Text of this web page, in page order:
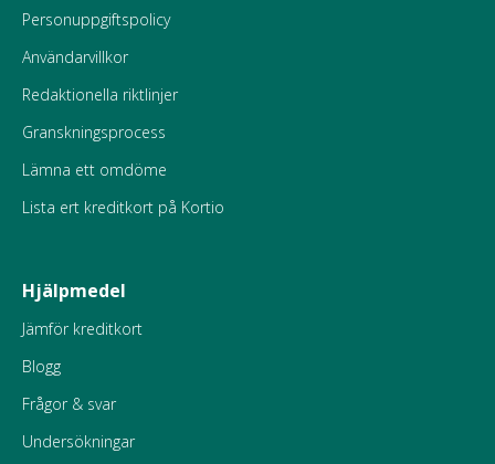
Personuppgiftspolicy
Användarvillkor
Redaktionella riktlinjer
Granskningsprocess
Lämna ett omdöme
Lista ert kreditkort på Kortio
Hjälpmedel
Jämför kreditkort
Blogg
Frågor & svar
Undersökningar